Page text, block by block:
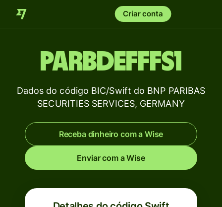
Criar conta
PARBDEFFFS1
Dados do código BIC/Swift do BNP PARIBAS
SECURITIES SERVICES, GERMANY
Receba dinheiro com a Wise
Enviar com a Wise